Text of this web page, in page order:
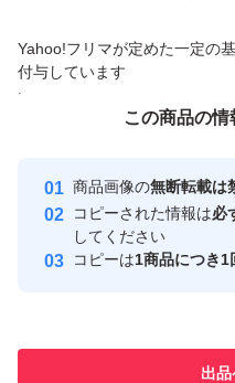
Yahoo!フリマが定めた一定の
付与しています
安心取引出品者
取引実績
取引実績◯+
商品への質問からの値下げ交渉
この商品の
商品画像の無断転載は
コピーされた情報は必
してください
コピーは1商品につき1
出
この商品をみている人にオ